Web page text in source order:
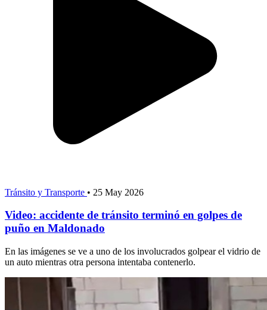
Tránsito y Transporte • 25 May 2026
Video: accidente de tránsito terminó en golpes de
puño en Maldonado
En las imágenes se ve a uno de los involucrados golpear el vidrio de
un auto mientras otra persona intentaba contenerlo.